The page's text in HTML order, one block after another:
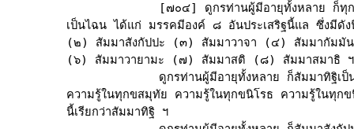
[๗๐๔] ดูกรท่านผู้มีอายุทั้งหลาย ก็ทุ
เป็นไฉน ได้แก่ มรรคมีองค์ ๘ อันประเสริฐนี้แล ซึ่งมี
(๒) สัมมาสังกัปปะ (๓) สัมมาวาจา (๔) สัมมากัมมั
(๖) สัมมาวายามะ (๗) สัมมาสติ (๘) สัมมาสมาธิ ฯ
ดูกรท่านผู้มีอายุทั้งหลาย ก็สัมมาทิฐิเ
ความรู้ในทุกขสมุทัย ความรู้ในทุกขนิโรธ ความรู้ในทุก
นี้เรียกว่าสัมมาทิฐิ ฯ